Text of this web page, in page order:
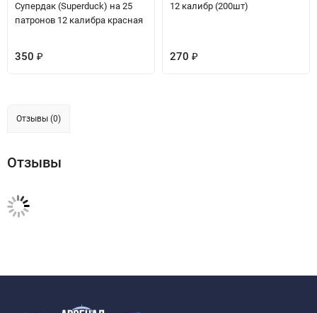
Супердак (Superduck) на 25
патронов 12 калибра красная
350 ₽
12 калибр (200шт)
270 ₽
Отзывы (0)
Отзывы